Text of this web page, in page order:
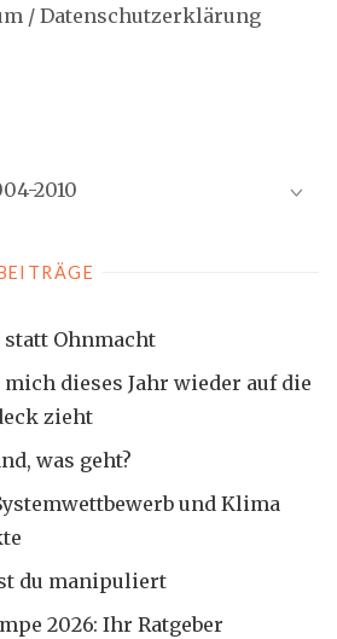
/ Datenschutzerklärung
2010
statt Ohnmacht
mich dieses Jahr wieder auf die
zieht
was geht?
und Klima
du manipuliert
2026: Ihr Ratgeber